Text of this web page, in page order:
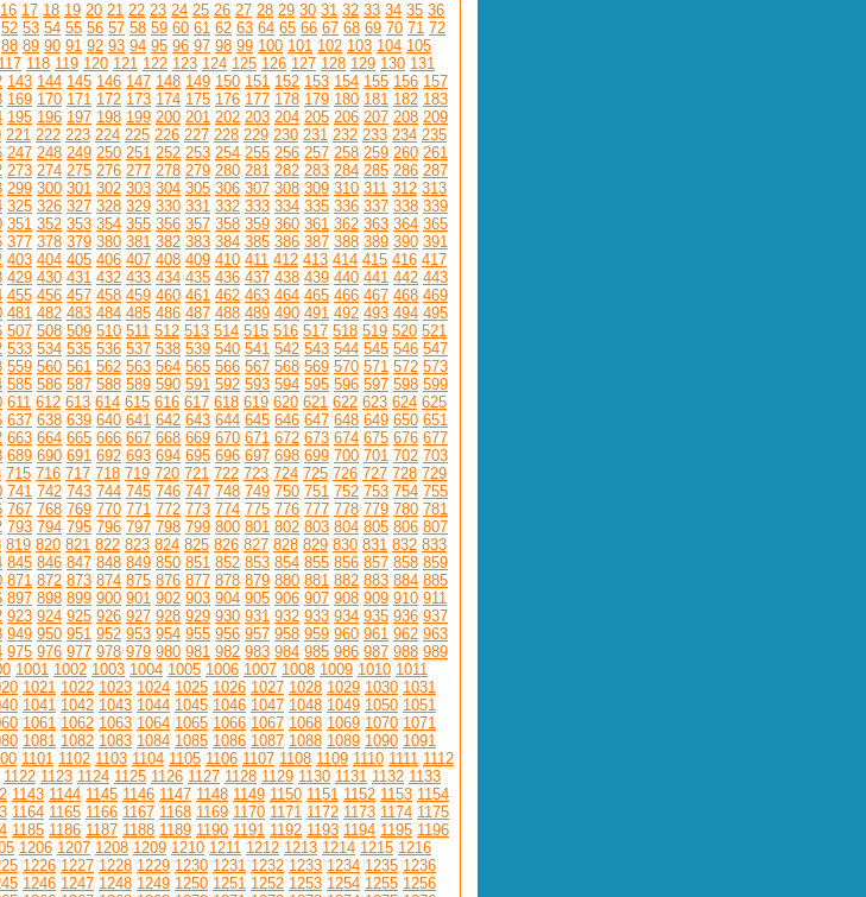
16 17 18 19 20 21 22 23 24 25 26 27 28 29 30 31 32 33 34 35 36
52 53 54 55 56 57 58 59 60 61 62 63 64 65 66 67 68 69 70 71 72
88 89 90 91 92 93 94 95 96 97 98 99 100 101 102 103 104 105
117 118 119 120 121 122 123 124 125 126 127 128 129 130 131
143 144 145 146 147 148 149 150 151 152 153 154 155 156 157
169 170 171 172 173 174 175 176 177 178 179 180 181 182 183
195 196 197 198 199 200 201 202 203 204 205 206 207 208 209
221 222 223 224 225 226 227 228 229 230 231 232 233 234 235
247 248 249 250 251 252 253 254 255 256 257 258 259 260 261
273 274 275 276 277 278 279 280 281 282 283 284 285 286 287
299 300 301 302 303 304 305 306 307 308 309 310 311 312 313
325 326 327 328 329 330 331 332 333 334 335 336 337 338 339
351 352 353 354 355 356 357 358 359 360 361 362 363 364 365
377 378 379 380 381 382 383 384 385 386 387 388 389 390 391
403 404 405 406 407 408 409 410 411 412 413 414 415 416 417
429 430 431 432 433 434 435 436 437 438 439 440 441 442 443
455 456 457 458 459 460 461 462 463 464 465 466 467 468 469
481 482 483 484 485 486 487 488 489 490 491 492 493 494 495
507 508 509 510 511 512 513 514 515 516 517 518 519 520 521
533 534 535 536 537 538 539 540 541 542 543 544 545 546 547
559 560 561 562 563 564 565 566 567 568 569 570 571 572 573
585 586 587 588 589 590 591 592 593 594 595 596 597 598 599
611 612 613 614 615 616 617 618 619 620 621 622 623 624 625
637 638 639 640 641 642 643 644 645 646 647 648 649 650 651
663 664 665 666 667 668 669 670 671 672 673 674 675 676 677
689 690 691 692 693 694 695 696 697 698 699 700 701 702 703
715 716 717 718 719 720 721 722 723 724 725 726 727 728 729
741 742 743 744 745 746 747 748 749 750 751 752 753 754 755
767 768 769 770 771 772 773 774 775 776 777 778 779 780 781
793 794 795 796 797 798 799 800 801 802 803 804 805 806 807
819 820 821 822 823 824 825 826 827 828 829 830 831 832 833
845 846 847 848 849 850 851 852 853 854 855 856 857 858 859
871 872 873 874 875 876 877 878 879 880 881 882 883 884 885
897 898 899 900 901 902 903 904 905 906 907 908 909 910 911
923 924 925 926 927 928 929 930 931 932 933 934 935 936 937
949 950 951 952 953 954 955 956 957 958 959 960 961 962 963
975 976 977 978 979 980 981 982 983 984 985 986 987 988 989
1001 1002 1003 1004 1005 1006 1007 1008 1009 1010 1011
1021 1022 1023 1024 1025 1026 1027 1028 1029 1030 1031
1041 1042 1043 1044 1045 1046 1047 1048 1049 1050 1051
1061 1062 1063 1064 1065 1066 1067 1068 1069 1070 1071
1081 1082 1083 1084 1085 1086 1087 1088 1089 1090 1091
1101 1102 1103 1104 1105 1106 1107 1108 1109 1110 1111 1112
1122 1123 1124 1125 1126 1127 1128 1129 1130 1131 1132 1133
1143 1144 1145 1146 1147 1148 1149 1150 1151 1152 1153 1154
1164 1165 1166 1167 1168 1169 1170 1171 1172 1173 1174 1175
1185 1186 1187 1188 1189 1190 1191 1192 1193 1194 1195 1196
1206 1207 1208 1209 1210 1211 1212 1213 1214 1215 1216
1226 1227 1228 1229 1230 1231 1232 1233 1234 1235 1236
1246 1247 1248 1249 1250 1251 1252 1253 1254 1255 1256